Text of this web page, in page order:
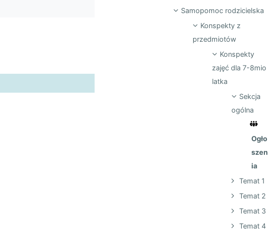
Samopomoc rodzicielska
Konspekty z
przedmiotów
Konspekty
zajęć dla 7-8mio
latka
Sekcja
ogólna
Ogło
szen
ia
Temat 1
Temat 2
Temat 3
Temat 4